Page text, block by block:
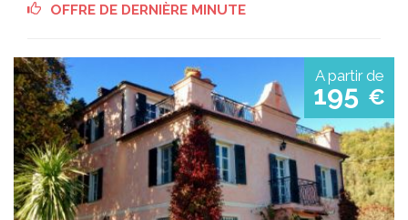
OFFRE DE DERNIÈRE MINUTE
A partir de
195 €